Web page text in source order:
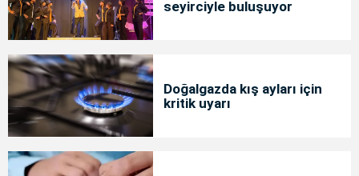
seyirciyle buluşuyor
Doğalgazda kış ayları için
kritik uyarı